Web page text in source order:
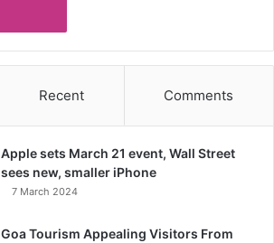
Recent Comments
Apple sets March 21 event, Wall Street
sees new, smaller iPhone
7 March 2024
Goa Tourism Appealing Visitors From